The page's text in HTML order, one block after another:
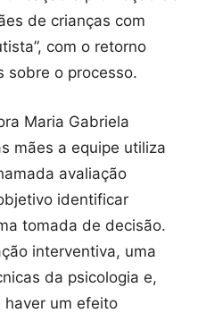
de crianças com
com o retorno
sobre o processo.
Maria Gabriela
mães a equipe utiliza
avaliação
identificar
tomada de decisão.
interventiva, uma
da psicologia e,
haver um efeito